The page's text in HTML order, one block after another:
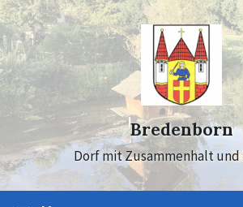
Skip
to
content
Skip
to
main
navigation
Skip
to
footer
Bredenborn
Dorf mit Zusammenhalt